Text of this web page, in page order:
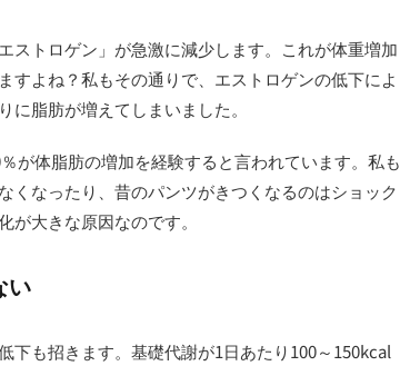
ストロゲン」が急激に減少します。これが体重増加
すよね？私もその通りで、エストロゲンの低下によ
脂肪が増えてしまいました。
が体脂肪の増加を経験すると言われています。私も
くなったり、昔のパンツがきつくなるのはショック
大きな原因なのです。
い
下も招きます。基礎代謝が1日あたり100～150kcal